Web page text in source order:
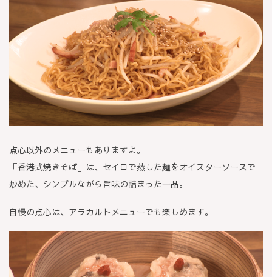
点心以外のメニューもありますよ。
「香港式焼きそば」は、セイロで蒸した麺をオイスターソースで
炒めた、シンプルながら旨味の詰まった一品。
自慢の点心は、アラカルトメニューでも楽しめます。